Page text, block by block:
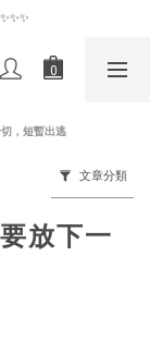
，短暫出逃
文章分類
放下一